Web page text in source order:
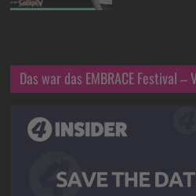
Das war das EMBRACE Festival –